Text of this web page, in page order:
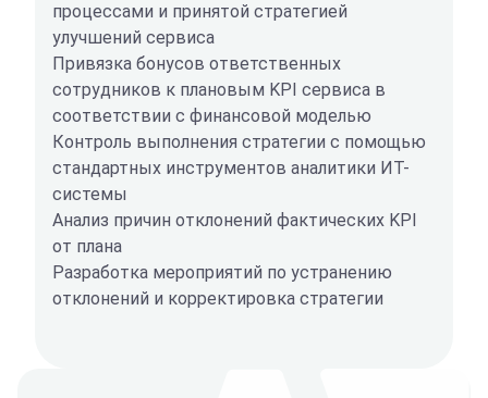
процессами и принятой стратегией
улучшений сервиса
Привязка бонусов ответственных
сотрудников к плановым KPI сервиса в
соответствии с финансовой моделью
Контроль выполнения стратегии с помощью
стандартных инструментов аналитики ИТ-
системы
Анализ причин отклонений фактических KPI
от плана
Разработка мероприятий по устранению
отклонений и корректировка стратегии